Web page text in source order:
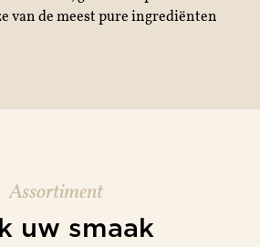
van de meest pure ingrediënten
Assortiment
uw smaak